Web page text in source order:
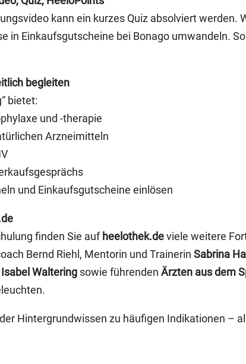
kann ein kurzes Quiz absolviert werden.
in Einkaufsgutscheine bei Bonago umwandeln.
begleiten
bietet:
und -therapie
Arzneimitteln
und Einkaufsgutscheine einlösen
finden Sie auf heelothek.deviele weitere
Bernd Riehl, Mentorin und TrainerinSabrina
Isabel Waltering sowie führendenÄrzten aus dem
Hintergrundwissen zu häufigen Indikationen –